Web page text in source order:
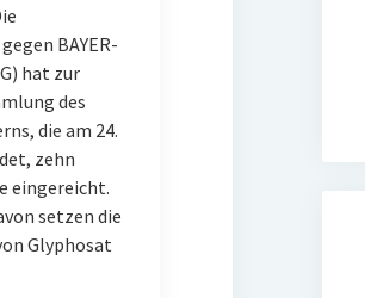
BAYER-
hat zur
des
die am 24.
zehn
eingereicht.
setzen die
Glyphosat